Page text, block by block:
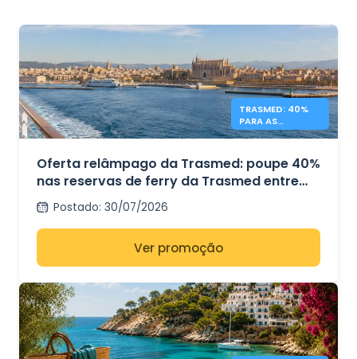
TRASMED: 40%
PARA AS
BALEARES –
Oferta relâmpago da Trasmed: poupe 40%
nas reservas de ferry da Trasmed entre
Espanha e as Ilhas Baleares.
Postado: 30/07/2026
Ver promoção